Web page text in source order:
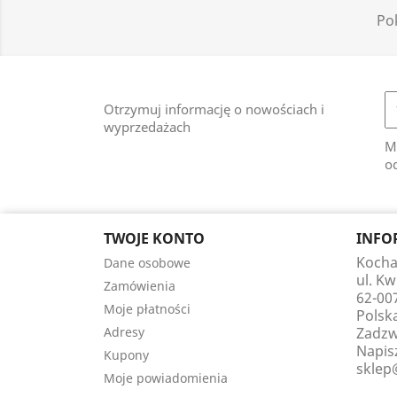
Otrzymuj informację o nowościach i
wyprzedażach
TWOJE KONTO
Dane osobowe
Zamówienia
Moje płatności
Adresy
Kupony
Moje powiadomienia
ul.
62-